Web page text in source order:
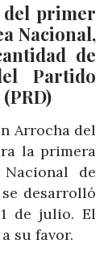
del primer
Nacional,
de
Partido
Arrocha del
la primera
de
desarrolló
de julio. El
su favor.